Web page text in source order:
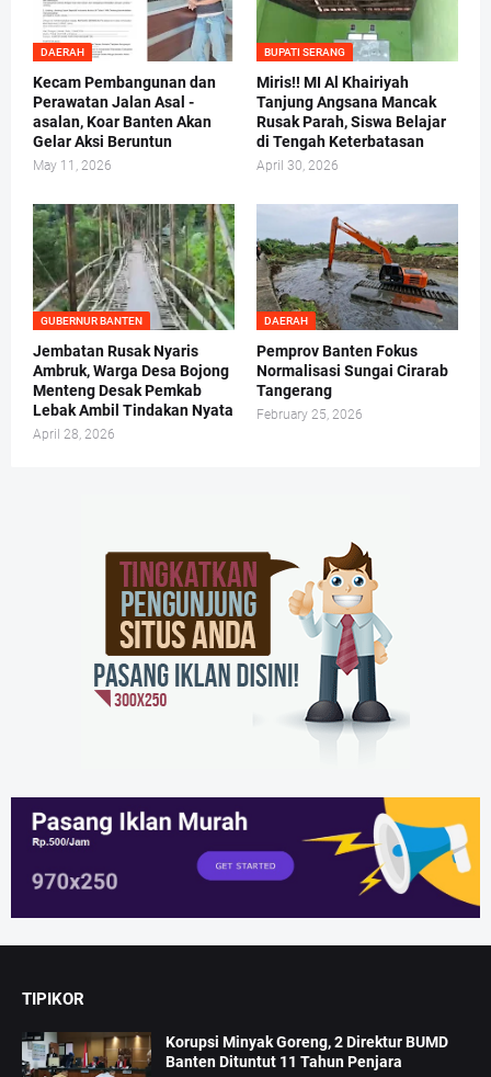
DAERAH
Kecam Pembangunan dan
Perawatan Jalan Asal -
asalan, Koar Banten Akan
Gelar Aksi Beruntun
May 11, 2026
BUPATI SERANG
Miris!! MI Al Khairiyah
Tanjung Angsana Mancak
Rusak Parah, Siswa Belajar
di Tengah Keterbatasan
April 30, 2026
GUBERNUR BANTEN
Jembatan Rusak Nyaris
Ambruk, Warga Desa Bojong
Menteng Desak Pemkab
Lebak Ambil Tindakan Nyata
April 28, 2026
DAERAH
Pemprov Banten Fokus
Normalisasi Sungai Cirarab
Tangerang
February 25, 2026
TIPIKOR
Korupsi Minyak Goreng, 2 Direktur BUMD
Banten Dituntut 11 Tahun Penjara